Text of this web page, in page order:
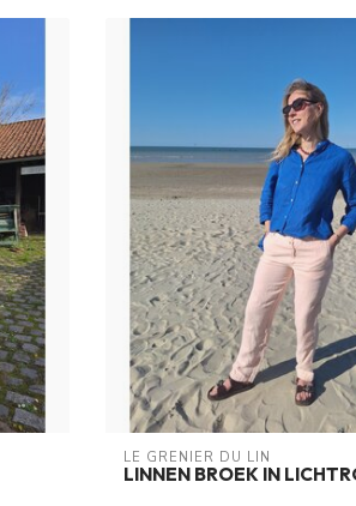
LE GRENIER DU LIN
LINNEN BROEK IN